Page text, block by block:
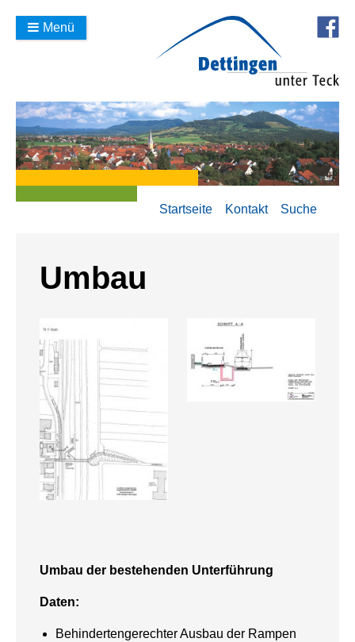
Menü
Startseite Kontakt Suche
Umbau
Umbau der bestehenden Unterführung
Daten:
Behindertengerechter Ausbau der Rampen